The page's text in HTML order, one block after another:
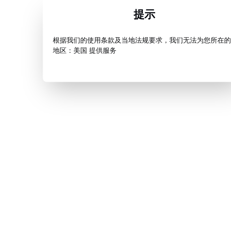
提示
根据我们的使用条款及当地法规要求，我们无法为您所在的
地区：美国 提供服务